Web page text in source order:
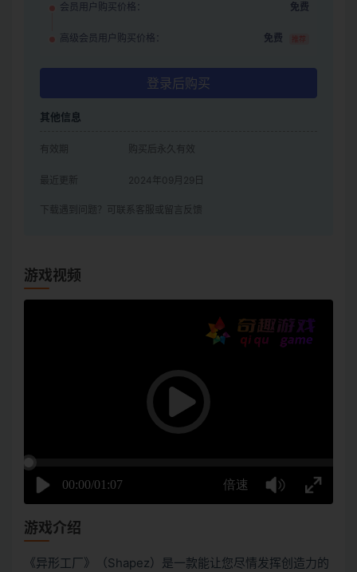
会员用户购买价格： 免费
高级会员用户购买价格： 免费 推荐
登录后购买
其他信息
有效期 购买后永久有效
最近更新 2024年09月29日
下载遇到问题？可联系客服或留言反馈
游戏视频
游戏介绍
《异形工厂》（Shapez）是一款能让您尽情发挥创造力的